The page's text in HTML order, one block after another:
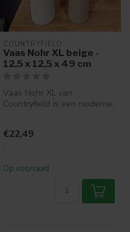
COUNTRYFIELD
Vaas Nohr XL beige -
12,5 x 12,5 x 49 cm
Vaas Nohr XL van
Countryfield is een moderne,
€22,49
.
Op voorraad